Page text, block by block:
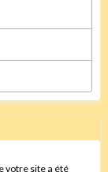
votre site a été